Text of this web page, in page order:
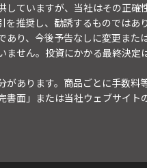
ていますが、当社はその正
推奨し、勧誘するものではあ
り、今後予告なしに変更また
せん。投資にかかる最終決
あります。商品ごとに手数料
書面」または当社ウェブサイト